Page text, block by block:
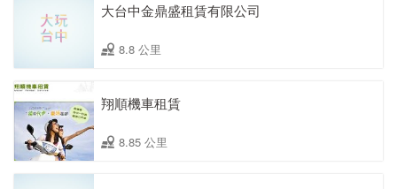
大台中金鼎盛租賃有限公司
8.8 公里
翔順機車租賃
8.85 公里